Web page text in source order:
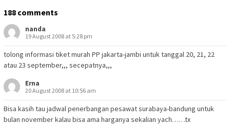
188 comments
nanda
19 August 2008 at 5:28 pm
tolong informasi tiket murah PP jakarta-jambi untuk tanggal 20, 21, 22
atau 23 september,,, secepatnya,,,
Erna
20 August 2008 at 10:56 am
Bisa kasih tau jadwal penerbangan pesawat surabaya-bandung untuk
bulan november kalau bisa ama harganya sekalian yach……tx